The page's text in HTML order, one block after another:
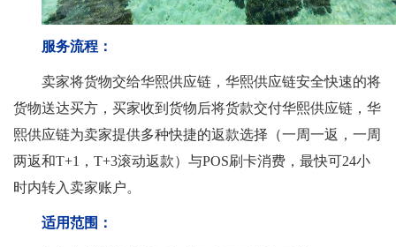
服务流程：
卖家将货物交给华熙供应链，华熙供应链安全快速的将
货物送达买方，买家收到货物后将货款交付华熙供应链，华
熙供应链为卖家提供多种快捷的返款选择（一周一返，一周
两返和T+1，T+3滚动返款）与POS刷卡消费，最快可24小
时内转入卖家账户。
适用范围：